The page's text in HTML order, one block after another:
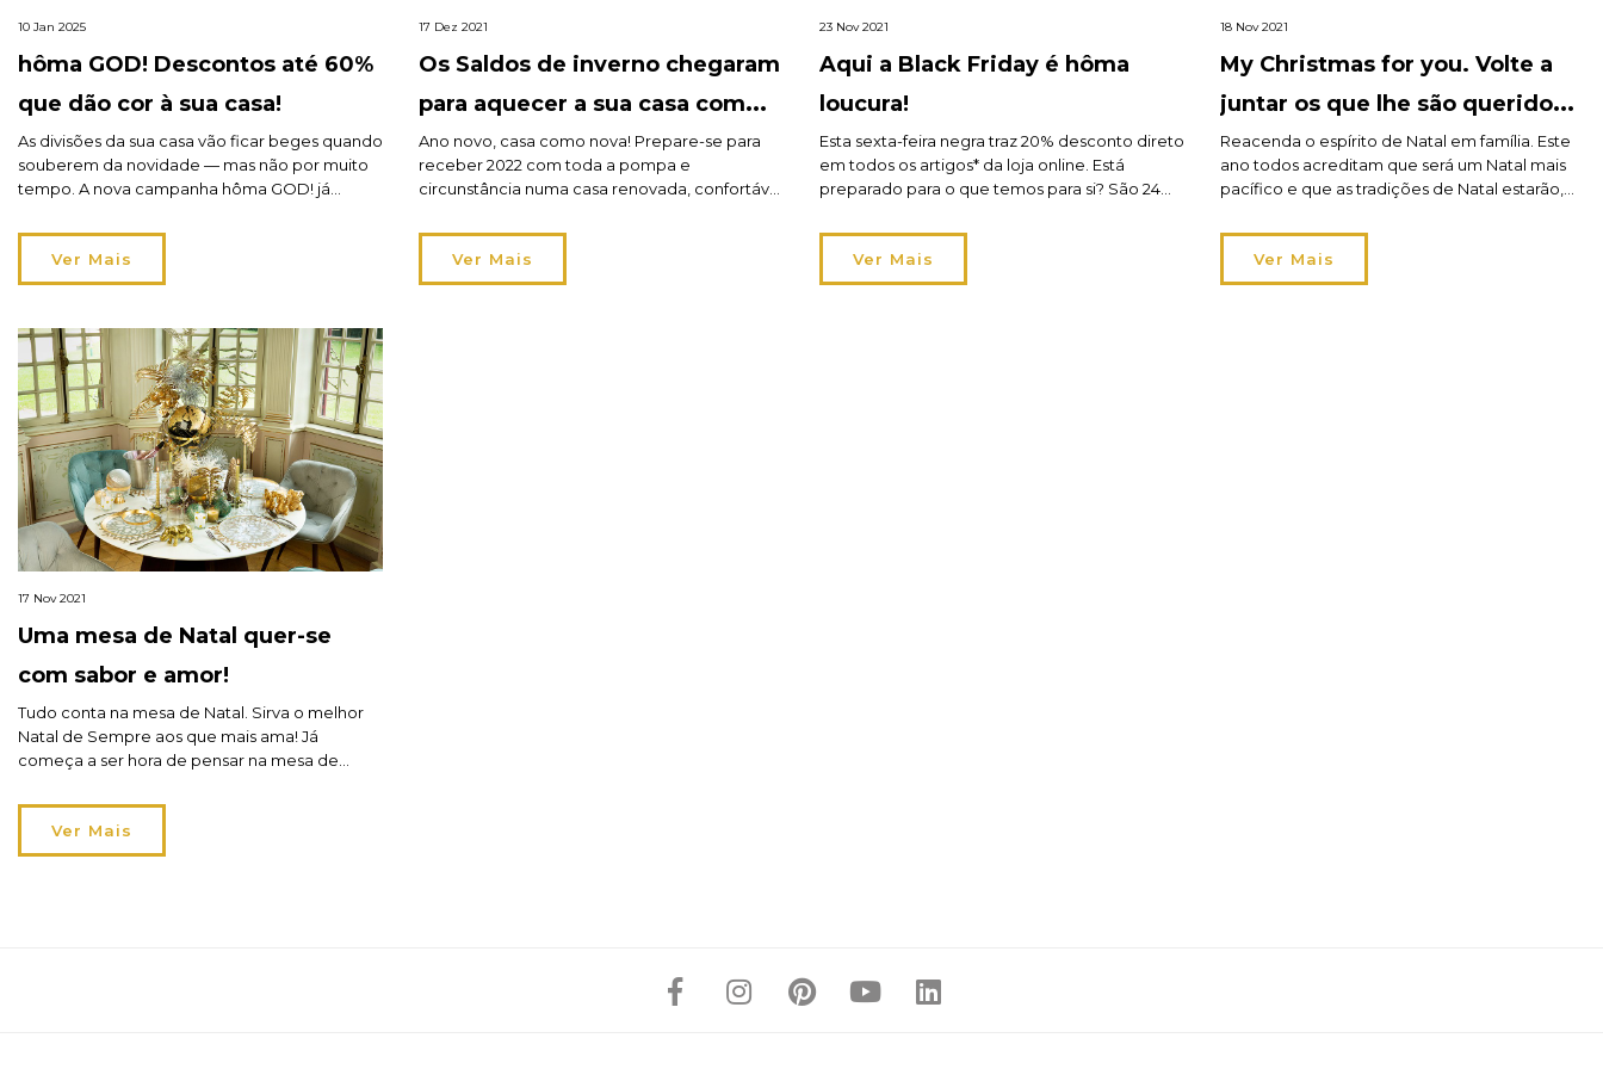
10 Jan 2025
hôma GOD! Descontos até 60%
que dão cor à sua casa!
As divisões da sua casa vão ficar beges quando
souberem da novidade — mas não por muito
tempo. A nova campanha hôma GOD! já
coloridos deste início de ano: até 60%! A
verdade é que os tons neutros, como o bege,
o cinza e o branco, são […]
Ver Mais
17 Dez 2021
Os Saldos de inverno chegaram
para aquecer a sua casa com
descontos até 70%!
Ano novo, casa como nova! Prepare-se para
receber 2022 com toda a pompa e
circunstância numa casa renovada, confortável
final de ano a pensar em si e na sua casa. Os
Saldos de inverno da hôma trazem-lhe
milhares de artigos com descontos até 70%.
Ver Mais
23 Nov 2021
Aqui a Black Friday é hôma
loucura!
Esta sexta-feira negra traz 20% desconto direto
em todos os artigos* da loja online. Está
preparado para o que temos para si? São 24
a sua casa. Chegou o momento certo para o
tão desejado upgrade decorativo que já vem a
adiar há demasiado tempo. Todas as […]
Ver Mais
18 Nov 2021
My Christmas for you. Volte a
juntar os que lhe são queridos e
ofereça-lhes o merecido
presente.
Reacenda o espírito de Natal em família. Este
ano todos acreditam que será um Natal mais
pacífico e que as tradições de Natal estarão,
em casa e à mesa numa celebração com
momentos de convívio e muita partilha. Isso
também significa que está na altura de
Ver Mais
17 Nov 2021
Uma mesa de Natal quer-se
com sabor e amor!
Tudo conta na mesa de Natal. Sirva o melhor
Natal de Sempre aos que mais ama! Já
começa a ser hora de pensar na mesa de
nós a pensar em qualquer detalhe de Natal
que ainda está por definir. E a mesa de Natal
não é […]
Ver Mais